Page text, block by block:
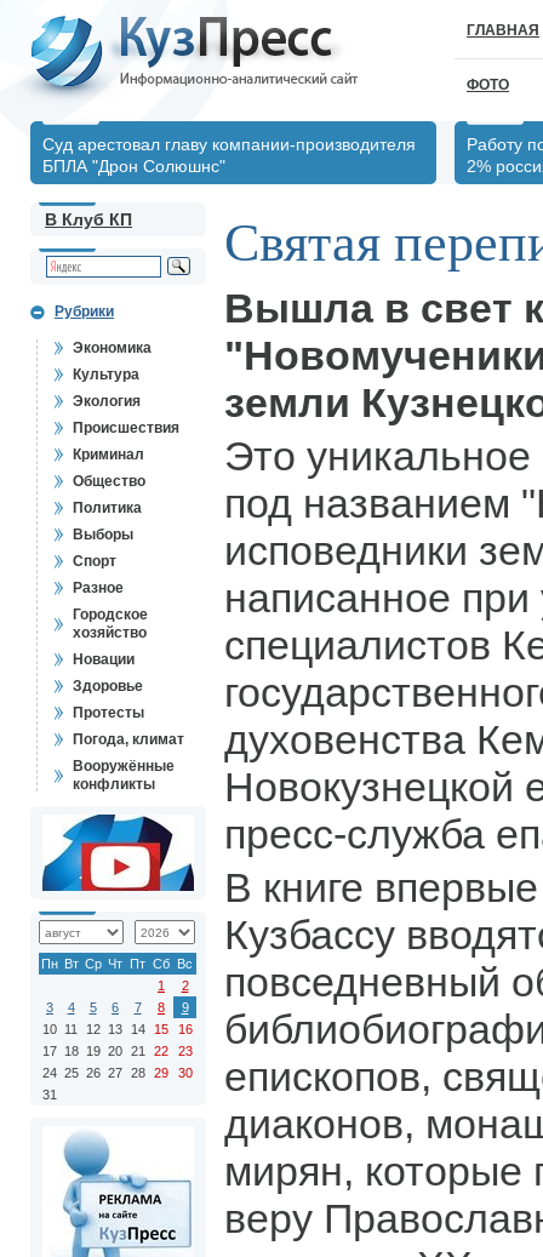
ГЛАВНАЯ
ФОТО
Суд арестовал главу компании-производителя
БПЛА "Дрон Солюшнс"
Работу
2%
В Клуб КП
Рубрики
Экономика
Культура
Экология
Происшествия
Криминал
Общество
Политика
Выборы
Спорт
Разное
Городское
хозяйство
Новации
Здоровье
Протесты
Погода, климат
Вооружённые
конфликты
Пн Вт Ср Чт Пт Сб Вс
1
2
3
4 5 6 7 8
9
10 11 12 13 14 15
16
17 18 19 20 21 22
23
24 25 26 27 28 29
30
31
Святая
Вышла в свет
земли
Это
под названием
исповедники
написанное при
специалистов
духовенства
Новокузнецкой
пресс-служба
В книге
Кузбассу
повседневный
епископов,
диаконов,
мирян, которые
веру